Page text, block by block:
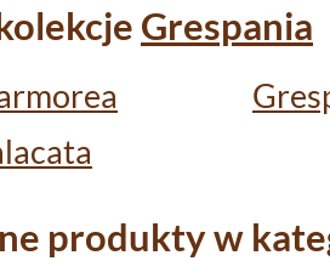
Grespania
produkty w